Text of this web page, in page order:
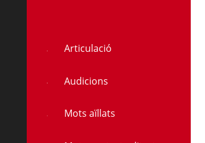
Articulació
Audicions
Mots aïllats